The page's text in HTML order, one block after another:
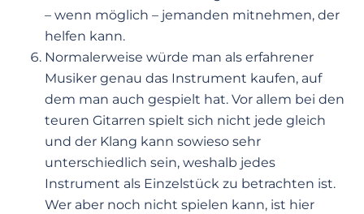
– wenn möglich – jemanden mitnehmen, der
helfen kann.
Normalerweise würde man als erfahrener
Musiker genau das Instrument kaufen, auf
dem man auch gespielt hat. Vor allem bei den
teuren Gitarren spielt sich nicht jede gleich
und der Klang kann sowieso sehr
unterschiedlich sein, weshalb jedes
Instrument als Einzelstück zu betrachten ist.
Wer aber noch nicht spielen kann, ist hier